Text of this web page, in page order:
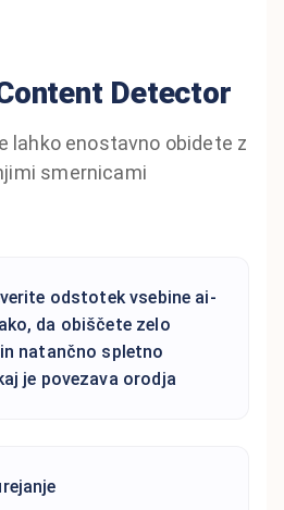
Detector
lahko enostavno obidete z
smernicami
odstotek vsebine ai-
da obiščete zelo
natančno spletno
je povezava orodja